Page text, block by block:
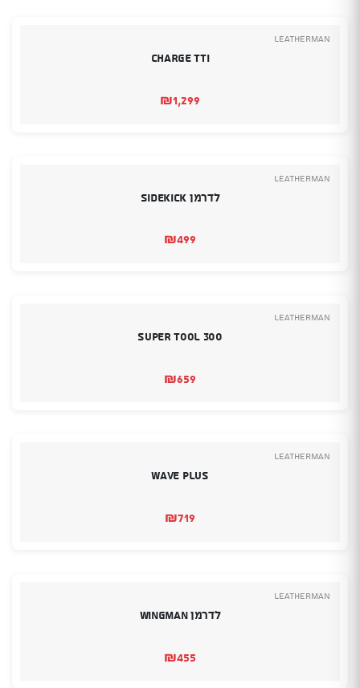
Leatherman
Charge TTi
₪1,299
Leatherman
לדרמן Sidekick
₪499
Leatherman
Super Tool 300
₪659
Leatherman
wave plus
₪719
Leatherman
לדרמן Wingman
₪455